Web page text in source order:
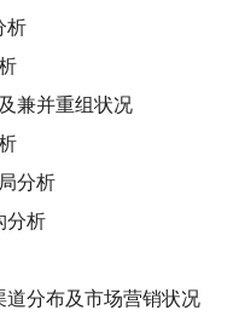
析
兼并重组状况
分析
分析
道分布及市场营销状况